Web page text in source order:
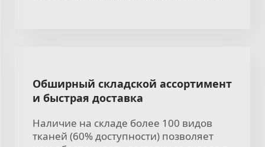
Обширный складской ассортимент
и быстрая доставка
Наличие на складе более 100 видов
тканей (60% доступности) позволяет